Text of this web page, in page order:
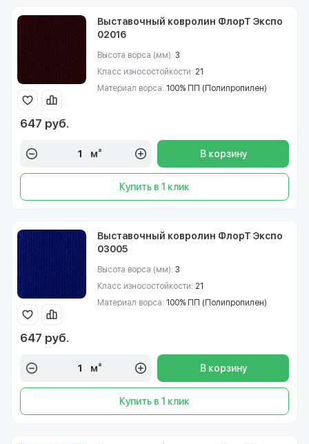
Выставочный ковролин ФлорТ Экспо
02016
Высота ворса (мм): 3
Класс износостойкости: 21
Материал ворса: 100% ПП (Полипропилен)
647 руб.
м² В корзину
Купить в 1 клик
Выставочный ковролин ФлорТ Экспо
03005
Высота ворса (мм): 3
Класс износостойкости: 21
Материал ворса: 100% ПП (Полипропилен)
647 руб.
м² В корзину
Купить в 1 клик